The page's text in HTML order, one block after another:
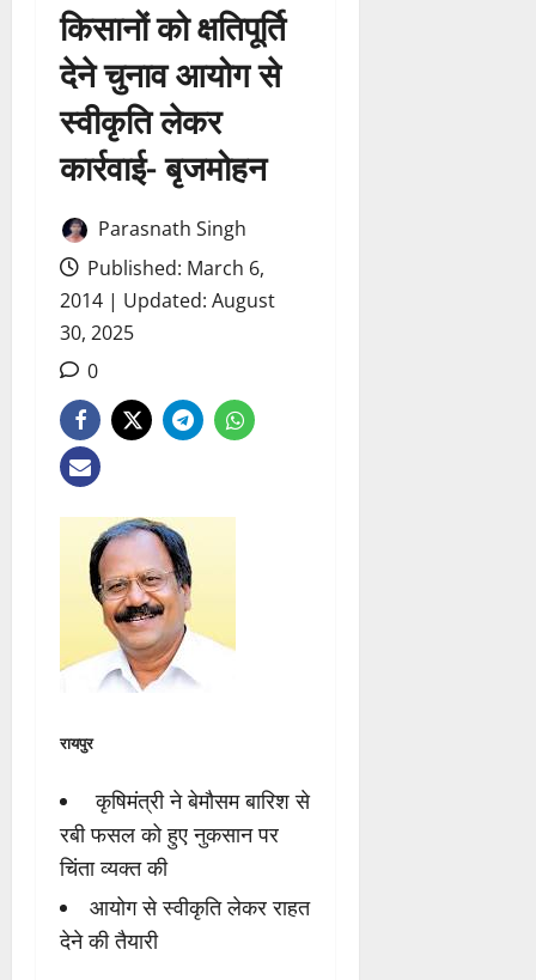
किसानों को क्षतिपूर्ति
देने चुनाव आयोग से
स्वीकृति लेकर
कार्रवाई- बृजमोहन
Parasnath Singh
Published: March 6,
2014 | Updated: August
30, 2025
0
रायपुर
कृषिमंत्री ने बेमौसम बारिश से
रबी फसल को हुए नुकसान पर
चिंता व्यक्त की
आयोग से स्वीकृति लेकर राहत
देने की तैयारी